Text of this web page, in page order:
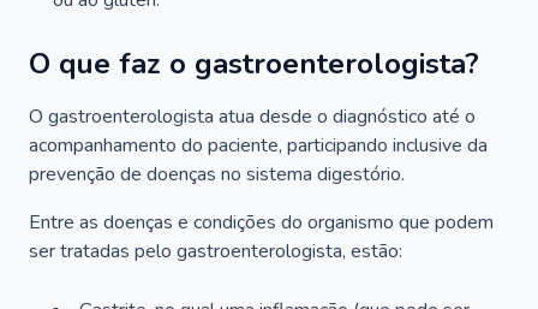
O que faz o gastroenterologista?
O gastroenterologista atua desde o diagnóstico até o
acompanhamento do paciente, participando inclusive da
prevenção de doenças no sistema digestório.
Entre as doenças e condições do organismo que podem
ser tratadas pelo gastroenterologista, estão: